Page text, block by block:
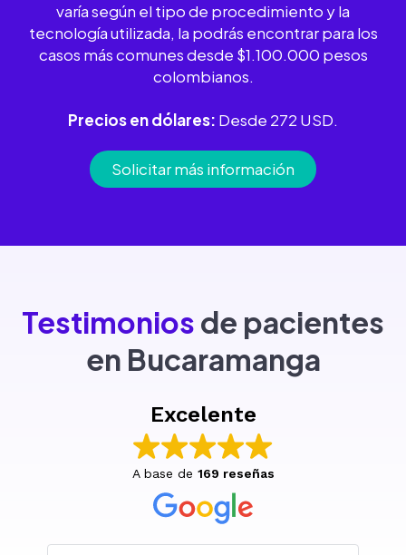
varía según el tipo de procedimiento y la
tecnología utilizada, la podrás encontrar para los
casos más comunes desde $1.100.000 pesos
colombianos.
Precios en dólares: Desde 272 USD.
Solicitar más información
Testimonios de pacientes
en Bucaramanga
Excelente
A base de 169 reseñas